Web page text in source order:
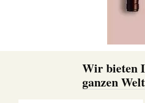
Wir bieten
ganzen